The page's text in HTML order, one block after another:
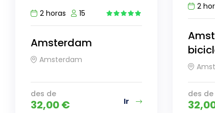
2 horas
15
4
Amsterdam
Amsterdam
des de
32,00€ Ir
2
des de